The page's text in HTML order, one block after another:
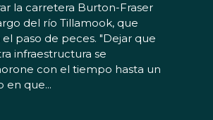
la carretera Burton-Fraser
del río Tillamook, que
el paso de peces. "Dejar que
infraestructura se
con el tiempo hasta un
en que...